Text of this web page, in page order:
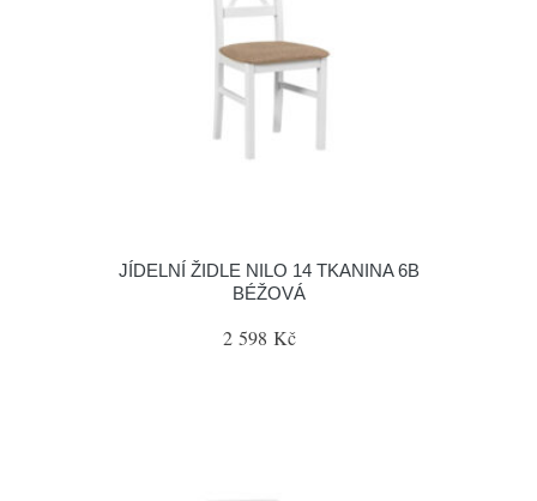
JÍDELNÍ ŽIDLE NILO 14 TKANINA 6B
BÉŽOVÁ
2 598 Kč